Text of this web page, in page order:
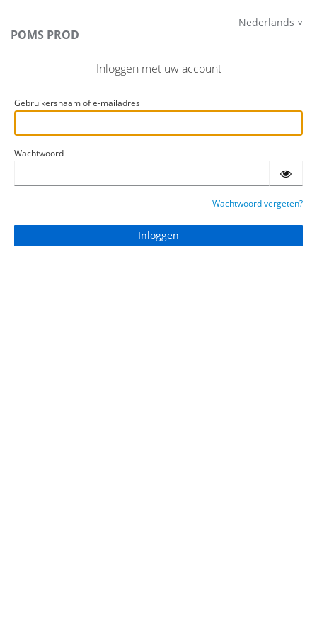
POMS PROD
Nederlands
Inloggen met uw account
Gebruikersnaam of e-mailadres
Wachtwoord
Wachtwoord vergeten?